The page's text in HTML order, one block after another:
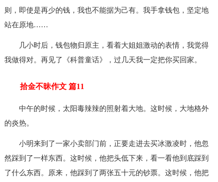
则，即使是再少的钱，我也不能据为己有。我手拿钱包，坚定地
站在原地……
几小时后，钱包物归原主，看着大姐姐激动的表情，我觉得
我做得对。再见了《科普童话》，过几天我一定把你买回家。
拾金不昧作文 篇11
中午的时候，太阳毒辣辣的照射着大地。这时候，大地格外
的炎热。
小明来到了一家小卖部门前，正要走进去买冰激凌时，他忽
然踩到了一样东西。这时候，他把头低下来，看一看他到底踩到
了什么东西。原来，他踩到了两张五十元的钞票。这时候，他把